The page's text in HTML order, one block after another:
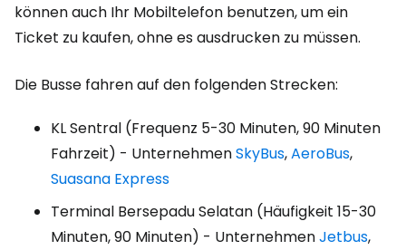
können auch Ihr Mobiltelefon benutzen, um ein
Ticket zu kaufen, ohne es ausdrucken zu müssen.
Die Busse fahren auf den folgenden Strecken:
KL Sentral (Frequenz 5-30 Minuten, 90 Minuten
Fahrzeit) - UnternehmenSkyBus,AeroBus,
Suasana Express
Terminal Bersepadu Selatan (Häufigkeit 15-30
Minuten, 90 Minuten) - UnternehmenJetbus,